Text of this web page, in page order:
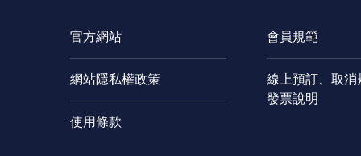
官方網站
網站隱私權政策
使用條款
會員規範
線上預訂、取消
發票說明